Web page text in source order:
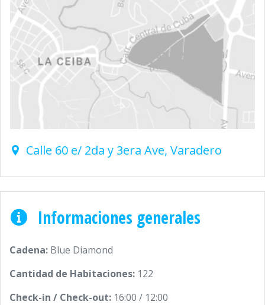
Calle 60 e/ 2da y 3era Ave, Varadero
Informaciones generales
Cadena: Blue Diamond
Cantidad de Habitaciones: 122
Check-in / Check-out: 16:00 / 12:00